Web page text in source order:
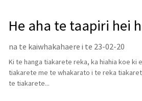
He aha te taapiri hei
na te kaiwhakahaere i te 23-02-20
Ki te hanga tiakarete reka, ka hiahia koe ki
tiakarete me te whakarato i te reka
te tiakarete...